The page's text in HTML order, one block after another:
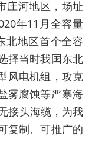
庄河地区，场址
年11月全容量
北地区首个全容
择当时我国东北
风电机组，攻克
雾腐蚀等严寒海
接头海缆，为我
复制、可推广的